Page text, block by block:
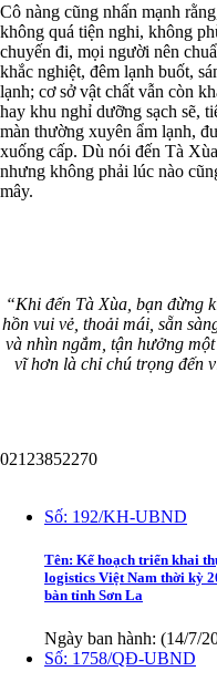
Cô nàng cũng nhấn mạnh
không quá tiện nghi, không
chuyến đi, mọi người nên
khắc nghiệt, đêm lạnh buốt,
lạnh; cơ sở vật chất vẫn còn
hay khu nghỉ dưỡng sạch sẽ,
màn thường xuyên ẩm lạnh,
xuống cấp. Dù nói đến Tà
nhưng không phải lúc nào
mây.
“Khi đến Tà Xùa, bạn đừng
hồn vui vẻ, thoải mái, sẵn
và nhìn ngắm, tận hưởng
vĩ hơn là chỉ chú trọng đến
02123852270
Số: 192/KH-UBND
Tên: Kế hoạch triển khai
logistics Việt Nam thời kỳ
bàn tỉnh Sơn La
Ngày ban hành: (14/7/
Số: 1758/QĐ-UBND